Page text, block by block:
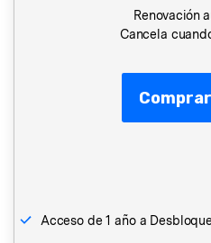
Renovación
Cancela
Acceso de 1 año a